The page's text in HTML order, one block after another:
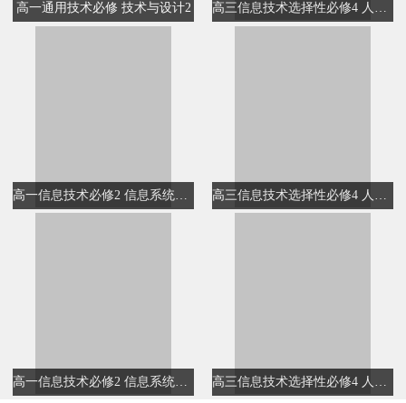
高一通用技术必修 技术与设计2 高三信息技术选择性必修4 人工智能初步